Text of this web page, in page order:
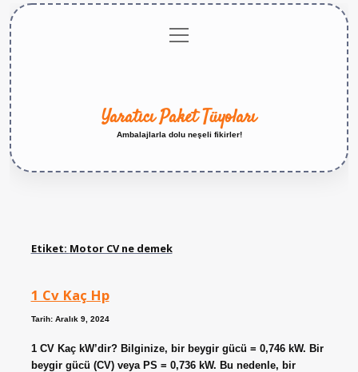
menüyü
aç
Yaratıcı Paket Tüyoları
Ambalajlarla dolu neşeli fikirler!
Etiket: Motor CV ne demek
1 Cv Kaç Hp
Tarih: Aralık 9, 2024
1 CV Kaç kW’dir? Bilginize, bir beygir gücü = 0,746 kW. Bir
beygir gücü (CV) veya PS = 0,736 kW. Bu nedenle, bir